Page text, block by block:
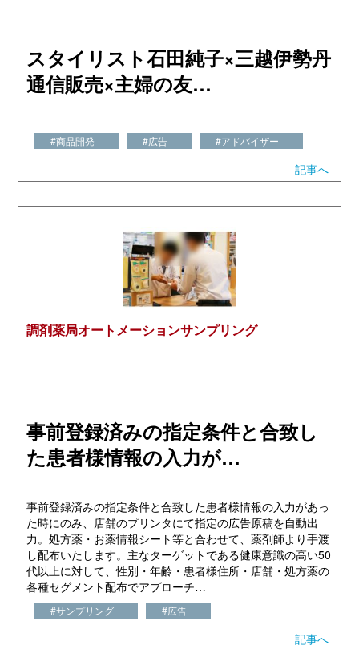
スタイリスト石田純子×三越伊勢丹
通信販売×主婦の友…
#商品開発 #広告 #アドバイザー
記事へ
調剤薬局オートメーションサンプリング
事前登録済みの指定条件と合致し
た患者様情報の入力が…
事前登録済みの指定条件と合致した患者様情報の入力があっ
た時にのみ、店舗のプリンタにて指定の広告原稿を自動出
力。処方薬・お薬情報シート等と合わせて、薬剤師より手渡
し配布いたします。主なターゲットである健康意識の高い50
代以上に対して、性別・年齢・患者様住所・店舗・処方薬の
各種セグメント配布でアプローチ…
#サンプリング #広告
記事へ